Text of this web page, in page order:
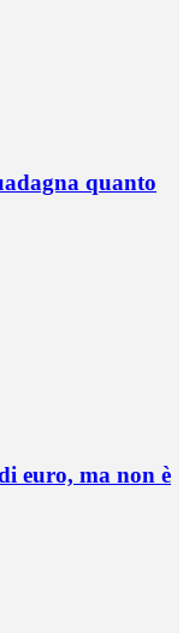
quanto
euro, ma non è